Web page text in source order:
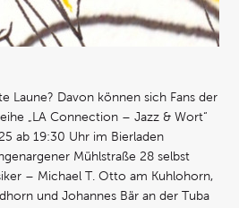
Laune? Davon können sich Fans der
„LA Connection – Jazz & Wort“
ab 19:30 Uhr im Bierladen
Mühlstraße 28 selbst
– Michael T. Otto am Kuhlohorn,
und Johannes Bär an der Tuba